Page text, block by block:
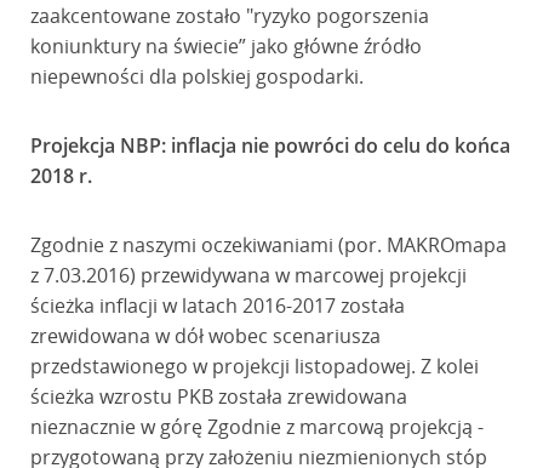
zaakcentowane zostało "ryzyko pogorszenia
koniunktury na świecie” jako główne źródło
niepewności dla polskiej gospodarki.
Projekcja NBP: inflacja nie powróci do celu do końca
2018 r.
Zgodnie z naszymi oczekiwaniami (por. MAKROmapa
z 7.03.2016) przewidywana w marcowej projekcji
ścieżka inflacji w latach 2016-2017 została
zrewidowana w dół wobec scenariusza
przedstawionego w projekcji listopadowej. Z kolei
ścieżka wzrostu PKB została zrewidowana
nieznacznie w górę Zgodnie z marcową projekcją -
przygotowaną przy założeniu niezmienionych stóp